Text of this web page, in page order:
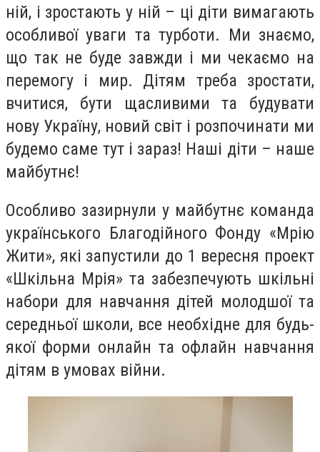
ній, і зростають у ній – ці діти вимагають
особливої ​​уваги та турботи. Ми знаємо,
що так не буде завжди і ми чекаємо на
перемогу і мир. Дітям треба зростати,
вчитися, бути щасливими та будувати
нову Україну, новий світ і розпочинати ми
будемо саме тут і зараз! Наші діти – наше
майбутнє!
Особливо зазирнули у майбутнє команда
українського Благодійного Фонду «Мрію
Жити», які запустили до 1 вересня проект
«Шкільна Мрія» та забезпечують шкільні
набори для навчання дітей молодшої та
середньої школи, все необхідне для будь-
якої форми онлайн та офлайн навчання
дітям в умовах війни.